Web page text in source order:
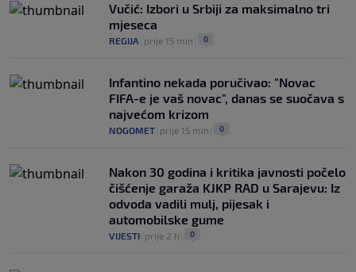
Vučić: Izbori u Srbiji za maksimalno tri
mjeseca
REGIJA prije 15 min 0
Infantino nekada poručivao: "Novac
FIFA-e je vaš novac", danas se suočava s
najvećom krizom
NOGOMET prije 15 min 0
Nakon 30 godina i kritika javnosti počelo
čišćenje garaža KJKP RAD u Sarajevu: Iz
odvoda vadili mulj, pijesak i
automobilske gume
VIJESTI prije 2 h 0